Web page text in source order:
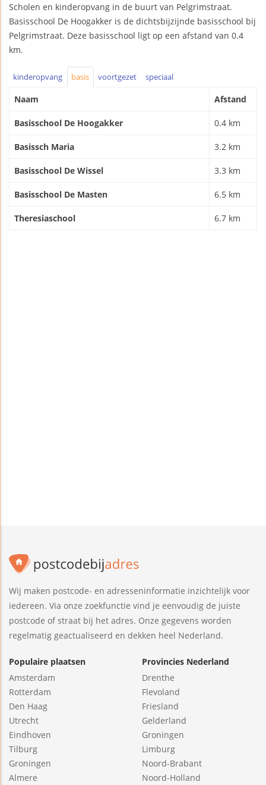
Scholen en kinderopvang in de buurt van Pelgrimstraat.
Basisschool De Hoogakker is de dichtsbijzijnde basisschool bij
Pelgrimstraat. Deze basisschool ligt op een afstand van 0.4
km.
kinderopvang basis voortgezet speciaal
Naam Afstand
Basisschool De Hoogakker 0.4 km
Basissch Maria 3.2 km
Basisschool De Wissel 3.3 km
Basisschool De Masten 6.5 km
Theresiaschool 6.7 km
Wij maken postcode- en adresseninformatie inzichtelijk voor
iedereen. Via onze zoekfunctie vind je eenvoudig de juiste
postcode of straat bij het adres. Onze gegevens worden
regelmatig geactualiseerd en dekken heel Nederland.
Populaire plaatsen
Amsterdam
Rotterdam
Den Haag
Utrecht
Eindhoven
Tilburg
Groningen
Almere
Provincies Nederland
Drenthe
Flevoland
Friesland
Gelderland
Groningen
Limburg
Noord-Brabant
Noord-Holland